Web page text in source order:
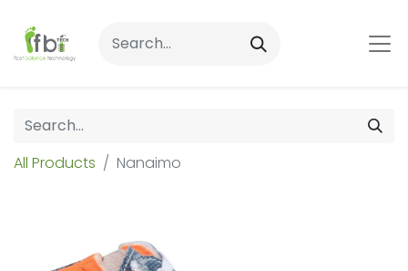
All Products Nanaimo